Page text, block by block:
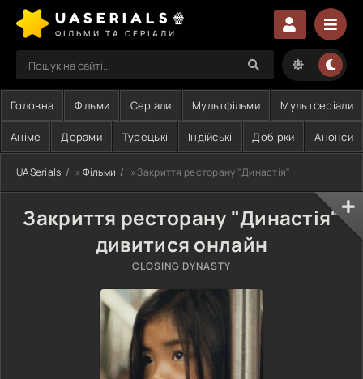
UASERIALS🍿
ФІЛЬМИ ТА СЕРІАЛИ
Головна Фільми Серіали Мультфільми Мультсеріали
Аніме Дорами Турецькі Індійські Добірки Анонси
UASerials » Фільми » Закриття ресторану "Династія"
Закриття ресторану "Династія"
дивитися онлайн
CLOSING DYNASTY